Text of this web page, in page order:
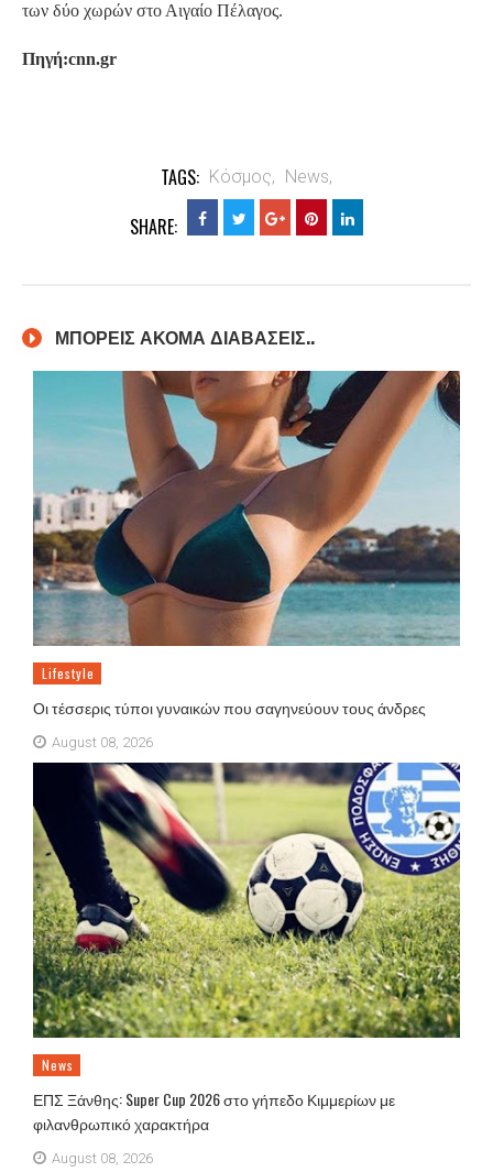
των δύο χωρών στο Αιγαίο Πέλαγος.
Πηγή:cnn.gr
TAGS: Κόσμος, News,
SHARE:
ΜΠΟΡΕΙΣ ΑΚΟΜΑ ΔΙΑΒΑΣΕΙΣ..
Lifestyle
Οι τέσσερις τύποι γυναικών που σαγηνεύουν τους άνδρες
August 08, 2026
News
ΕΠΣ Ξάνθης: Super Cup 2026 στο γήπεδο Κιμμερίων με
φιλανθρωπικό χαρακτήρα
August 08, 2026